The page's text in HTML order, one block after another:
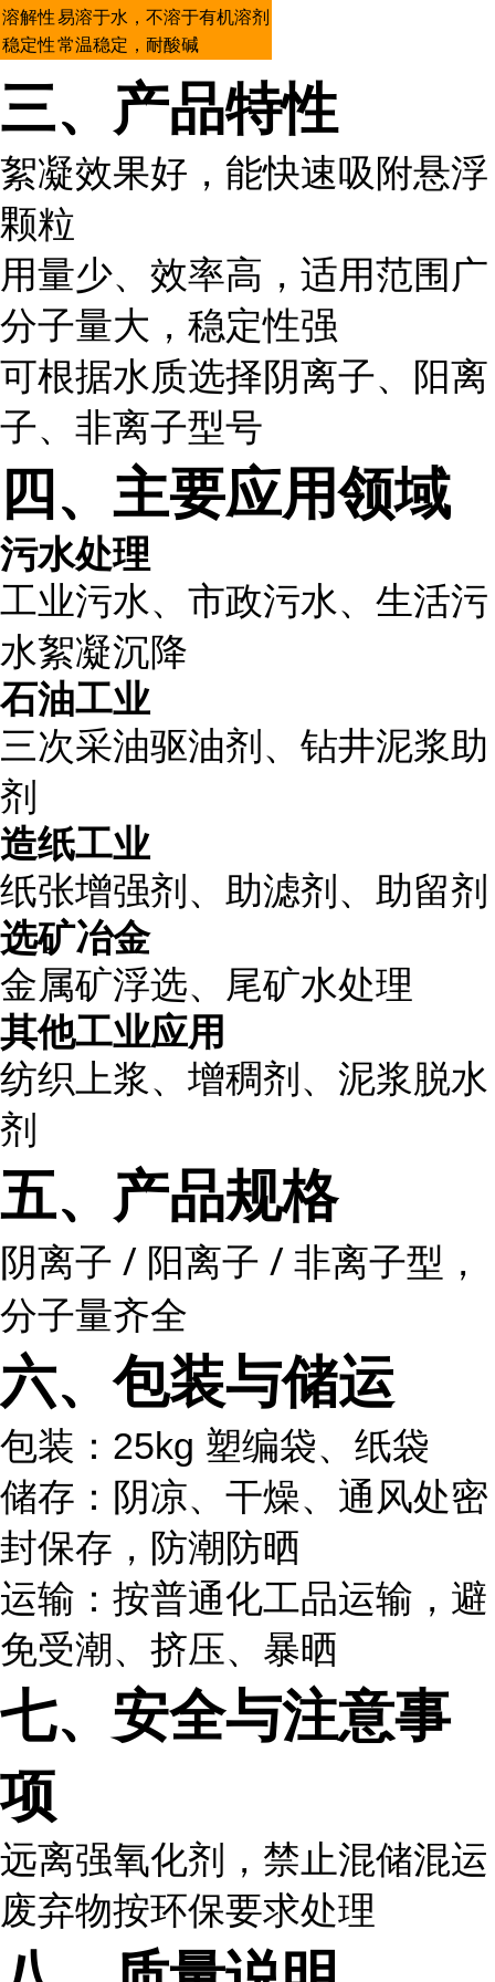
溶解性易溶于水，不溶于有机溶剂
稳定性常温稳定，耐酸碱
三、产品特性
絮凝效果好，能快速吸附悬浮
颗粒
用量少、效率高，适用范围广
分子量大，稳定性强
可根据水质选择阴离子、阳离
子、非离子型号
四、主要应用领域
污水处理
工业污水、市政污水、生活污
水絮凝沉降
石油工业
三次采油驱油剂、钻井泥浆助
剂
造纸工业
纸张增强剂、助滤剂、助留剂
选矿冶金
金属矿浮选、尾矿水处理
其他工业应用
纺织上浆、增稠剂、泥浆脱水
剂
五、产品规格
阴离子 / 阳离子 / 非离子型，
分子量齐全
六、包装与储运
包装：25kg 塑编袋、纸袋
储存：阴凉、干燥、通风处密
封保存，防潮防晒
运输：按普通化工品运输，避
免受潮、挤压、暴晒
七、安全与注意事
项
远离强氧化剂，禁止混储混运
废弃物按环保要求处理